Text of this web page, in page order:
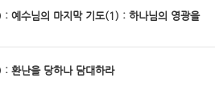
예수님의 마지막 기도(1) : 하나님의 영광을
환난을 당하나 담대하라